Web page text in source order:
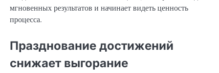
мгновенных результатов и начинает видеть ценность
процесса.
Празднование достижений
снижает выгорание